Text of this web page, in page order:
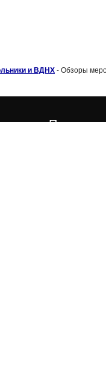
и ВДНХ- Обзоры
Подписка